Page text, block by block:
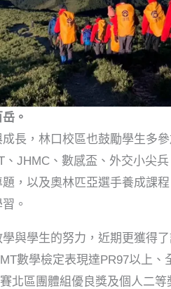
。
長，林口校區也鼓勵學生多
JHMC、數感盃、外交小尖
，以及奧林匹亞選手養成課
。
與學生的努力，近期更獲得了
數學檢定表現達PR97以上、
北區團體組優良獎及個人二